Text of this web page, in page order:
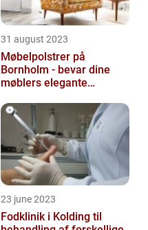
31 august 2023
Møbelpolstrer på
Bornholm - bevar dine
møblers elegante
23 june 2023
Fodklinik i Kolding til